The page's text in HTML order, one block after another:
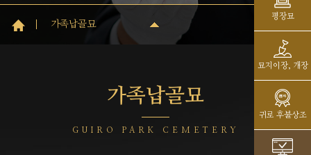
평장묘
묘지이장, 개장
귀로 후불상조
가족납골묘
가족납골묘
GUIRO PARK CEMETERY